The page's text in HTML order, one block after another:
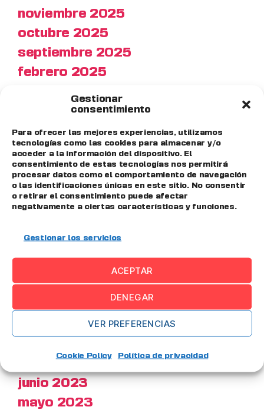
Gestionar
consentimiento
Para ofrecer las mejores experiencias, utilizamos
tecnologías como las cookies para almacenar y/o
acceder a la información del dispositivo. El
consentimiento de estas tecnologías nos permitirá
procesar datos como el comportamiento de navegación
o las identificaciones únicas en este sitio. No consentir
o retirar el consentimiento puede afectar
negativamente a ciertas características y funciones.
Gestionar los servicios
ACEPTAR
DENEGAR
VER PREFERENCIAS
Cookie Policy Política de privacidad
noviembre 2025
octubre 2025
septiembre 2025
febrero 2025
diciembre 2024
noviembre 2024
octubre 2024
julio 2024
junio 2024
mayo 2024
abril 2024
diciembre 2023
septiembre 2023
junio 2023
mayo 2023